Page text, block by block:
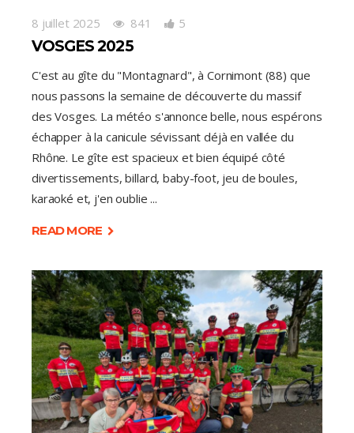
8 juillet 2025 841 5
VOSGES 2025
C'est au gîte du "Montagnard", à Cornimont (88) que
nous passons la semaine de découverte du massif
des Vosges. La météo s'annonce belle, nous espérons
échapper à la canicule sévissant déjà en vallée du
Rhône. Le gîte est spacieux et bien équipé côté
divertissements, billard, baby-foot, jeu de boules,
karaoké et, j'en oublie
READ MORE